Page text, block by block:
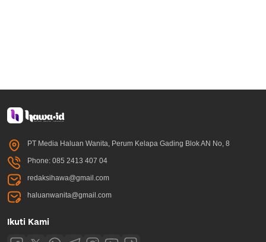
PT Media Haluan Wanita, Perum Kelapa Gading Blok AN No, 8
Phone: 085 2413 407 04
redaksihawa@gmail.com
haluanwanita@gmail.com
Ikuti Kami